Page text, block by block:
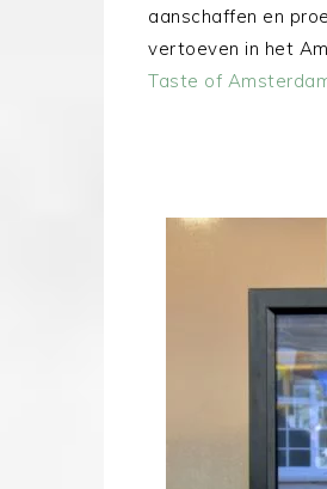
aanschaffen en
vertoeven in het
Taste of